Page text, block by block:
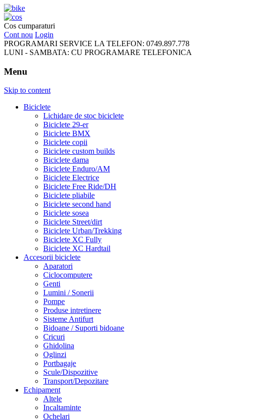
FreeRideBikes
Cos cumparaturi
Cont nou Login
PROGRAMARI SERVICE LA TELEFON: 0749.897.778
LUNI - SAMBATA: CU PROGRAMARE TELEFONICA
Menu
Skip to content
Biciclete
Lichidare de stoc biciclete
Biciclete 29-er
Biciclete BMX
Biciclete copii
Biciclete custom builds
Biciclete dama
Biciclete Enduro/AM
Biciclete Electrice
Biciclete Free Ride/DH
Biciclete pliabile
Biciclete second hand
Biciclete sosea
Biciclete Street/dirt
Biciclete Urban/Trekking
Biciclete XC Fully
Biciclete XC Hardtail
Accesorii biciclete
Aparatori
Ciclocomputere
Genti
Lumini / Sonerii
Pompe
Produse intretinere
Sisteme Antifurt
Bidoane / Suporti bidoane
Cricuri
Ghidolina
Oglinzi
Portbagaje
Scule/Dispozitive
Transport/Depozitare
Echipament
Altele
Incaltaminte
Ochelari